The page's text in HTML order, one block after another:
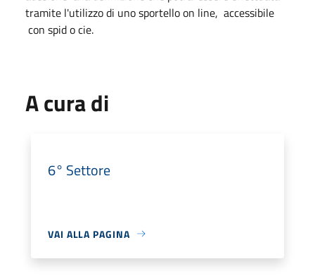
tramite l'utilizzo di uno sportello on line, accessibile
con spid o cie.
A cura di
6° Settore
VAI ALLA PAGINA